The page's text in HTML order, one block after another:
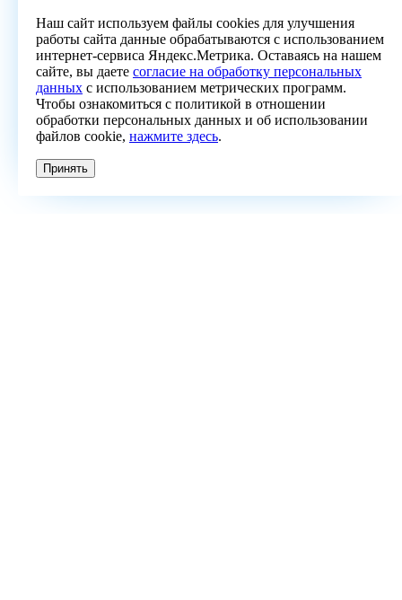
Наш сайт используем файлы cookies для улучшения
работы сайта данные обрабатываются с использованием
интернет-сервиса Яндекс.Метрика. Оставаясь на нашем
сайте, вы даете согласие на обработку персональных
данных с использованием метрических программ.
Чтобы ознакомиться с политикой в отношении
обработки персональных данных и об использовании
файлов cookie, нажмите здесь.
Принять